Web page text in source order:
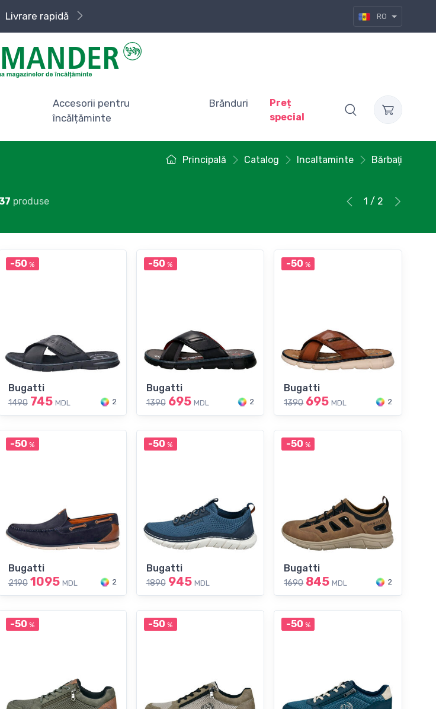
Livrare rapidă RO
Accesorii pentru
încălțăminte
Brănduri
Preț
special
Principală Catalog Incaltaminte Bărbaţi
produse 1 / 2
-50 %
Bugatti
1490 745 MDL 2
-50 %
Bugatti
1390 695 MDL 2
-50 %
Bugatti
1390 695 MDL 2
-50 %
Bugatti
2190 1095 MDL 2
-50 %
Bugatti
1890 945 MDL
-50 %
Bugatti
1690 845 MDL 2
-50 % -50 % -50 %